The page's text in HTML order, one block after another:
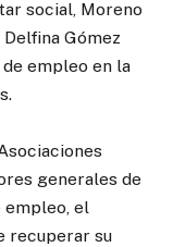
social, Moreno
Gómez
empleo en la
generales de
empleo, el
recuperar su